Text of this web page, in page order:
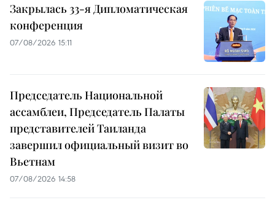
Закрылась 33-я Дипломатическая
конференция
07/08/2026 15:11
Председатель Национальной
ассамблеи, Председатель Палаты
представителей Таиланда
завершил официальный визит во
Вьетнам
07/08/2026 14:58